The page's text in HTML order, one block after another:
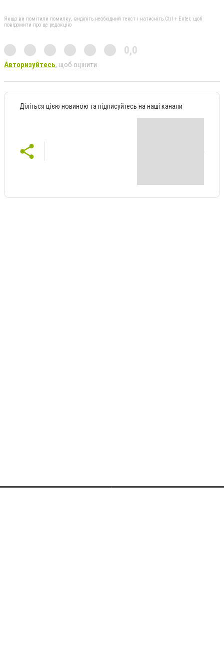
Якщо ви помітили помилку, виділіть необхідний текст і натисніть Ctrl + Enter, щоб
повідомити про це редакцію
0,0
Авторизуйтесь, щоб оцінити
Діліться цією новиною та підписуйтесь на наші канали